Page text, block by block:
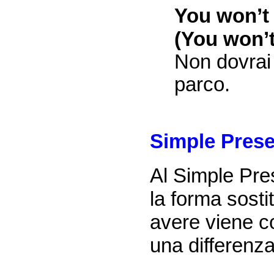
You
(You
Non
parco.
Simple
Al Simple
la forma
avere viene
una